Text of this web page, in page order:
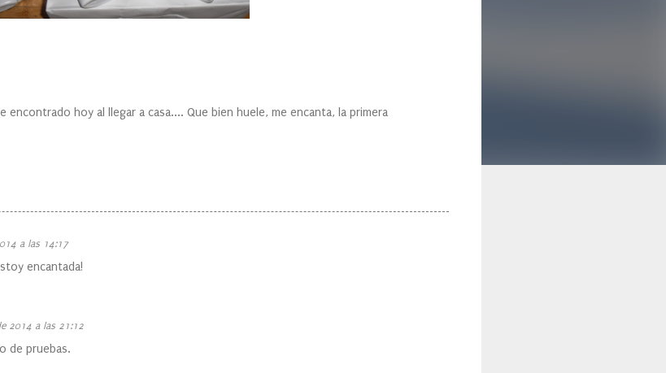
hoy al llegar a casa.... Que bien huele, me encanta, la primera
a las 14:17
encantada!
2014 a las 21:12
de pruebas.